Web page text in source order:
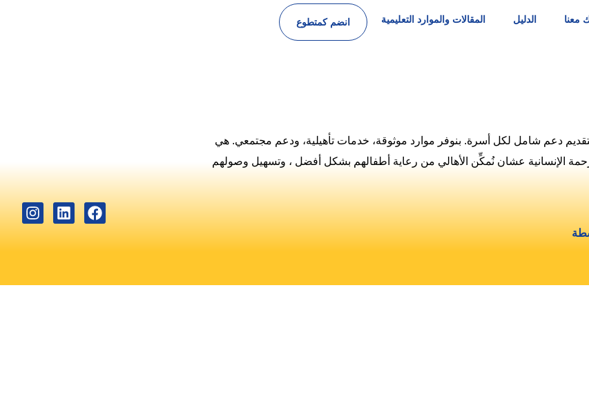
معنا الدليل المقالات والموارد التعليمية انضم كمتطوع
دعم شامل لكل أسرة. بنوفر موارد موثوقة، خدمات تأهيلية، ودعم مجتمعي. هي
الإنسانية عشان نُمكِّن الأهالي من رعاية أطفالهم بشكل أفضل ، وتسهيل وصولهم